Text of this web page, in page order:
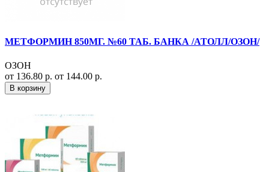
МЕТФОРМИН 850МГ. №60 ТАБ. БАНКА /АТОЛЛ/ОЗОН/
ОЗОН
от 136.80 р. от 144.00 р.
В корзину